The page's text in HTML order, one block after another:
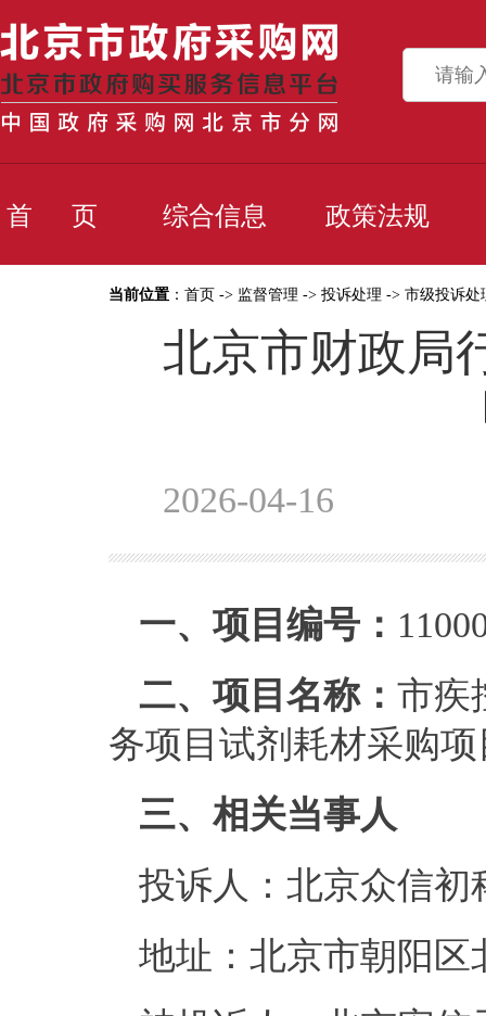
首 页 综合信息 政策法规
当前位置 ： 首页 -> 监督管理 -> 投诉处理 -> 市级投诉处
北京市财政局
2026-04-16
一、 项目编号：
二、 项目名称： 市疾
务项目试剂耗材采购
三、相关当事人
投诉人： 北京众信初
地址： 北京市朝阳区